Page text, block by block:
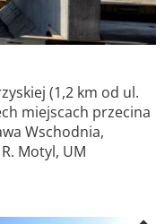
(1,2 km od ul.
miejscach przecina
Wschodnia,
Motyl, UM